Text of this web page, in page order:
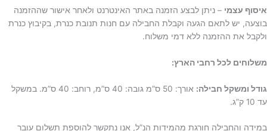
איסוף עצמי – ניתן לבצע הזמנה באתר האינטרנט ולאחר אישור שההזמנה
בוצעה, יש לתאם הגעה וקבלת החבילה עם חנות תנובת כנרת, בקיבוץ כנרת
ולקבל את ההזמנה ללא דמי משלוח.
משלוחים לכל רחבי הארץ:
גודל ומשקל חבילה:
אורך: 50 ס”מ גובה: 40 ס”מ, רוחב: 40 ס”מ. במשקל
עד 10 ק”ג.
במידה והחבילה חורגת מהמידות הנ”ל, אנו נתקשר להוספת תשלום עובר